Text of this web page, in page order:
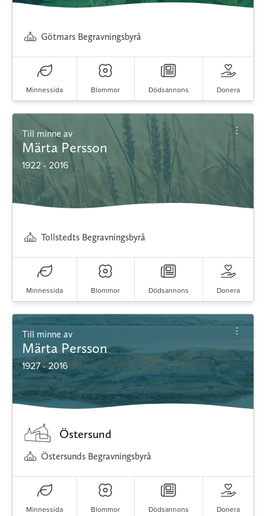
Götmars Begravningsbyrå
Minnessida Blommor Dödsannons Donera
Till minne av
Märta Persson
1922 - 2016
Tollstedts Begravningsbyrå
Minnessida Blommor Dödsannons Donera
Till minne av
Märta Persson
1927 - 2016
Östersund
Östersunds Begravningsbyrå
Minnessida Blommor Dödsannons Donera